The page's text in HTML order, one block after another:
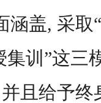
涵盖, 采取
训”这三
且给予